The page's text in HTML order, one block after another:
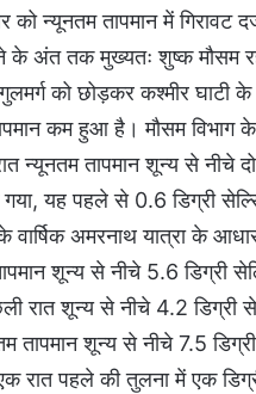
को न्यूनतम तापमान में गिरावट
के अंत तक मुख्यतः शुष्क मौसम
को छोड़कर कश्मीर घाटी
कम हुआ है। मौसम विभाग
न्यूनतम तापमान शून्य से नीचे दो
गया, यह पहले से 0.6 डिग्री
वार्षिक अमरनाथ यात्रा के
शून्य से नीचे 5.6 डिग्री
रात शून्य से नीचे 4.2 डिग्री
तापमान शून्य से नीचे 7.5
रात पहले की तुलना में एक